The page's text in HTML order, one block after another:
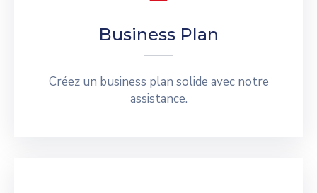
Business Plan
Créez un business plan solide avec notre
assistance.